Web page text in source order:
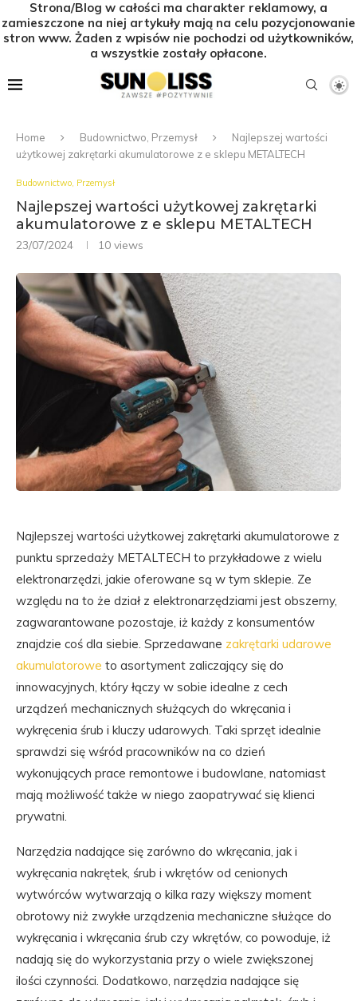
Strona/Blog w całości ma charakter reklamowy, a
zamieszczone na niej artykuły mają na celu pozycjonowanie
stron www. Żaden z wpisów nie pochodzi od użytkowników,
a wszystkie zostały opłacone.
Home Budownictwo, Przemysł
Najlepszej wartości
użytkowej zakrętarki akumulatorowe z e sklepu METALTECH
Budownictwo, Przemysł
Najlepszej wartości użytkowej zakrętarki
akumulatorowe z e sklepu METALTECH
23/07/2024 10 views
Najlepszej wartości użytkowej zakrętarki akumulatorowe z
punktu sprzedaży METALTECH to przykładowe z wielu
elektronarzędzi, jakie oferowane są w tym sklepie. Ze
względu na to że dział z elektronarzędziami jest obszerny,
zagwarantowane pozostaje, iż każdy z konsumentów
znajdzie coś dla siebie. Sprzedawane zakrętarki udarowe
akumulatorowe to asortyment zaliczający się do
innowacyjnych, który łączy w sobie idealne z cech
urządzeń mechanicznych służących do wkręcania i
wykręcenia śrub i kluczy udarowych. Taki sprzęt idealnie
sprawdzi się wśród pracowników na co dzień
wykonujących prace remontowe i budowlane, natomiast
mają możliwość także w niego zaopatrywać się klienci
prywatni.
Narzędzia nadające się zarówno do wkręcania, jak i
wykręcania nakrętek, śrub i wkrętów od cenionych
wytwórców wytwarzają o kilka razy większy moment
obrotowy niż zwykłe urządzenia mechaniczne służące do
wykręcania i wkręcania śrub czy wkrętów, co powoduje, iż
nadają się do wykorzystania przy o wiele zwiększonej
ilości czynności. Dodatkowo, narzędzia nadające się